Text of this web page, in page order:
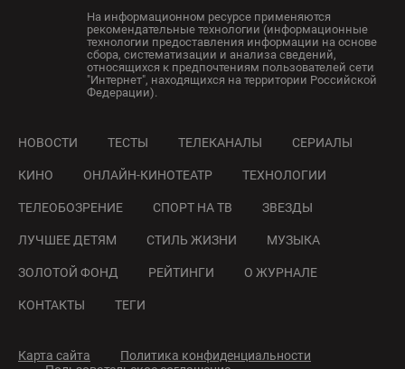
На информационном ресурсе применяются
рекомендательные технологии (информационные
технологии предоставления информации на основе
сбора, систематизации и анализа сведений,
относящихся к предпочтениям пользователей сети
"Интернет", находящихся на территории Российской
Федерации).
НОВОСТИ ТЕСТЫ ТЕЛЕКАНАЛЫ СЕРИАЛЫ
КИНО ОНЛАЙН-КИНОТЕАТР ТЕХНОЛОГИИ
ТЕЛЕОБОЗРЕНИЕ СПОРТ НА ТВ ЗВЕЗДЫ
ЛУЧШЕЕ ДЕТЯМ СТИЛЬ ЖИЗНИ МУЗЫКА
ЗОЛОТОЙ ФОНД РЕЙТИНГИ О ЖУРНАЛЕ
КОНТАКТЫ ТЕГИ
Карта сайта
Политика конфиденциальности